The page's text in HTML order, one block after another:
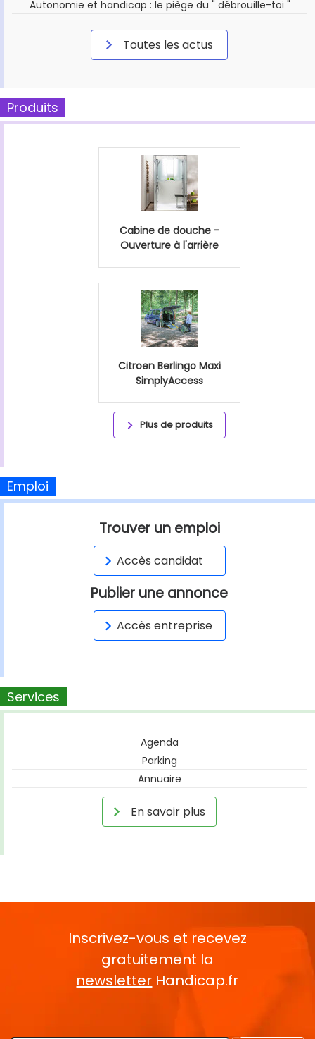
Autonomie et handicap : le piège du " débrouille-toi "
Toutes les actus
Produits
Cabine de douche -
Ouverture à l'arrière
Citroen Berlingo Maxi
SimplyAccess
Plus de produits
Emploi
Trouver un emploi
Accès candidat
Publier une annonce
Accès entreprise
Services
Agenda
Parking
Annuaire
En savoir plus
Inscrivez-vous et recevez
gratuitement la
newsletter Handicap.fr